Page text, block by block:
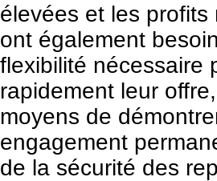
élevées et les profits
ont également
flexibilité nécessaire
rapidement leur
moyens de
engagement
de la sécurité des